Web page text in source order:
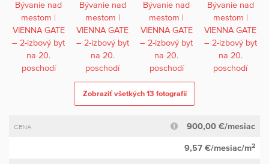
Zobraziť všetkých 13 fotografií
CENA 900,00 €/mesiac
9,57 €/mesiac/m2